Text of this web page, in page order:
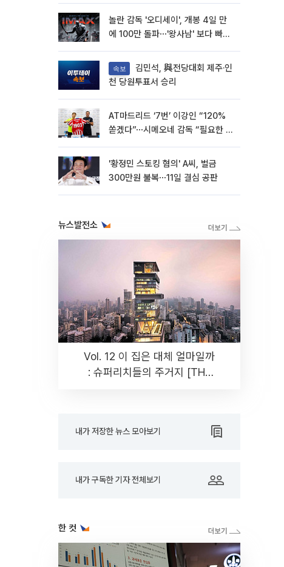
놀란 감독 '오디세이', 개봉 4일 만
에 100만 돌파⋯'왕사남' 보다 빠르
속보
천 당원투표서 승리
AT마드리드 ‘7번’ 이강인 “120%
쏟겠다”⋯시메오네 감독 “필요한 선
'황정민 스토킹 혐의' A씨, 벌금
300만원 불복⋯11일 결심 공판
뉴스발전소
Vol. 12 이 집은 대체 얼마일까
: 슈퍼리치들의 주거지 [THE
내가 저장한 뉴스 모아보기
내가 구독한 기자 전체보기
한 컷